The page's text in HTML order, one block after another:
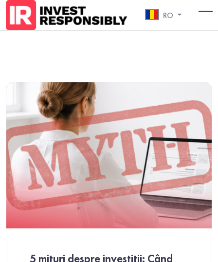
RO
5 mituri despre investiții: Când